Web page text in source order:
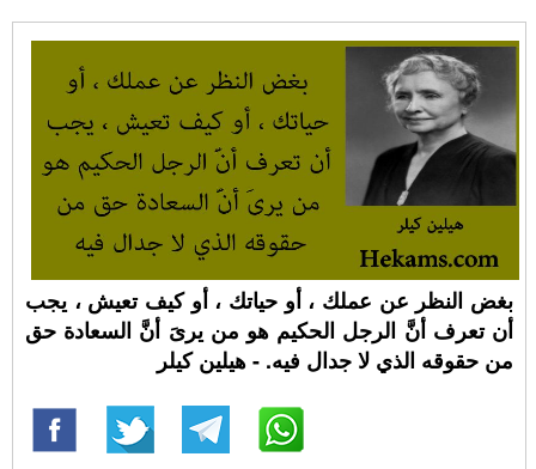
بغض النظر عن عملك ، أو حياتك ، أو كيف تعيش ، يجب
أن تعرف أنَّ الرجل الحكيم هو من يرىَ أنَّ السعادة حق
من حقوقه الذي لا جدال فيه. - هيلين كيلر